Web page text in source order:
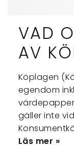
VAD
AV
Köplagen
egendom
gäller inte
Läs mer »